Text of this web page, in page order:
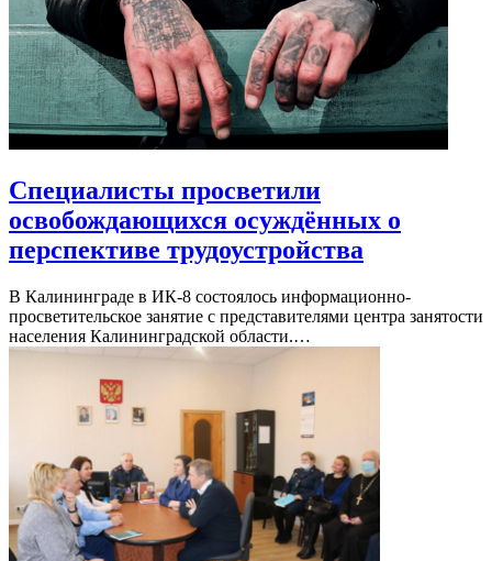
Специалисты просветили
освобождающихся осуждённых о
перспективе трудоустройства
В Калининграде в ИК-8 состоялось информационно-
просветительское занятие с представителями центра занятости
населения Калининградской области.…